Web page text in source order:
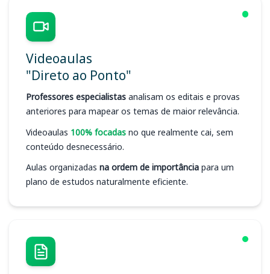
Videoaulas
"Direto ao Ponto"
Professores especialistas analisam os editais e provas
anteriores para mapear os temas de maior relevância.
Videoaulas 100% focadas no que realmente cai, sem
conteúdo desnecessário.
Aulas organizadas na ordem de importância para um
plano de estudos naturalmente eficiente.